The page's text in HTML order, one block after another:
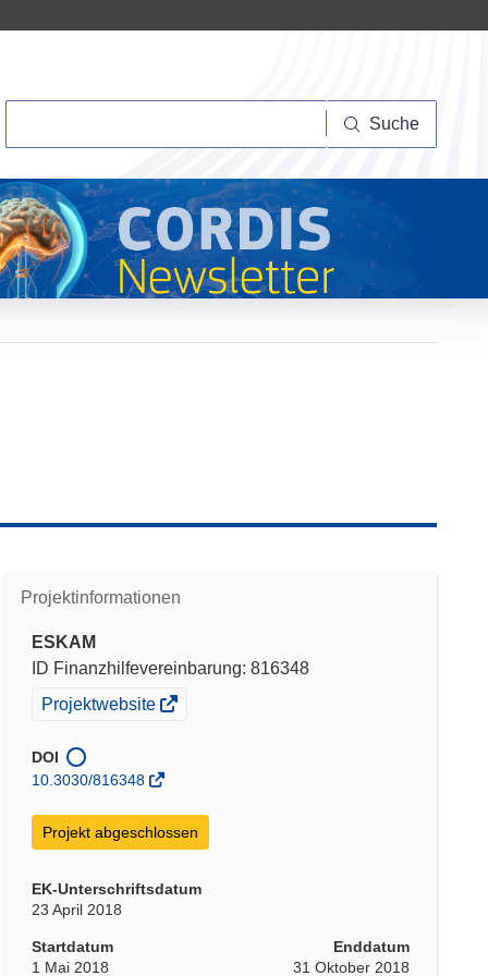
Suche
Projektinformationen
ESKAM
ID Finanzhilfevereinbarung: 816348
(öffnet
Fenster)
Projektwebsite
DOI
10.3030/816348
Projekt abgeschlossen
EK-Unterschriftsdatum
23 April 2018
Startdatum
1 Mai 2018
Enddatum
31 Oktober 2018